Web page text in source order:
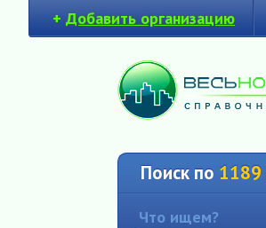
+ Добавить организацию
Поиск по 1189
Что ищем?